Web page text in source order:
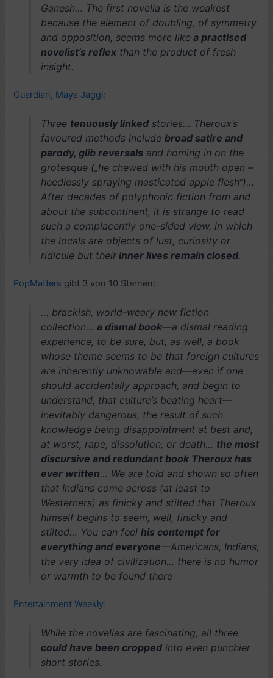
Ganesh… The first novella is the weakest
because the element of doubling, of symmetry
and opposition, seems more likea practised
novelist’s reflexthan the product of fresh
insight.
Guardian, Maya Jaggi:
Three tenuously linkedstories… Theroux’s
favoured methods include broad satire and
parody, glib reversals and homing in on the
grotesque („he chewed with his mouth open –
heedlessly spraying masticated apple flesh“)…
After decades of polyphonic fiction from and
about the subcontinent, it is strange to read
such a complacently one-sided view, in which
the locals are objects of lust, curiosity or
ridicule but theirinner lives remain closed.
PopMatters gibt 3 von 10 Sternen:
… brackish, world-weary new fiction
collection… a dismal book—a dismal reading
experience, to be sure, but, as well, a book
whose theme seems to be that foreign cultures
are inherently unknowable and—even if one
should accidentally approach, and begin to
understand, that culture’s beating heart—
inevitably dangerous, the result of such
knowledge being disappointment at best and,
at worst, rape, dissolution, or death… the most
discursive and redundant book Theroux has
ever written… We are told and shown so often
that Indians come across (at least to
Westerners) as finicky and stilted that Theroux
himself begins to seem, well, finicky and
stilted… You can feel his contempt for
everything and everyone—Americans, Indians,
the very idea of civilization… there is no humor
or warmth to be found there
Entertainment Weekly:
While the novellas are fascinating, all three
could have been croppedinto even punchier
short stories.